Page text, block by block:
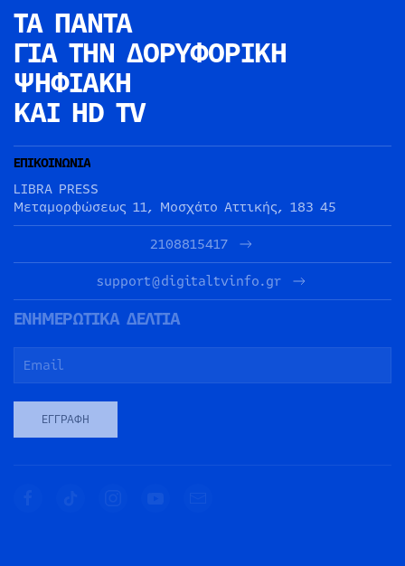
ΤΑ ΠΑΝΤΑ
ΓΙΑ ΤΗΝ ΔΟΡΥΦΟΡΙΚΗ
ΨΗΦΙΑΚΗ
ΚΑΙ HD TV
ΕΠΙΚΟΙΝΩΝΙΑ
LIBRA PRESS
Μεταμορφώσεως 11, Μοσχάτο Αττικής, 183 45
2108815417
support@digitaltvinfo.gr
ΕΝΗΜΕΡΩΤΙΚΑ ΔΕΛΤΙΑ
ΕΓΓΡΑΦΉ